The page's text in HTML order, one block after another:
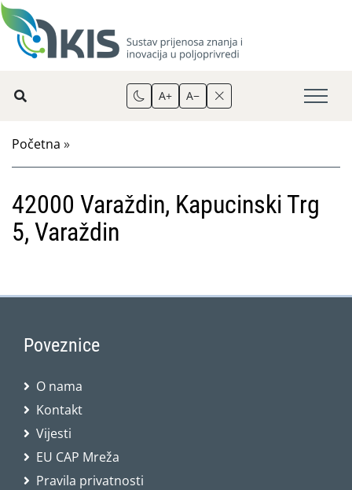
A+ A−
Početna »
42000 Varaždin, Kapucinski Trg
5, Varaždin
Poveznice
O nama
Kontakt
Vijesti
EU CAP Mreža
Pravila privatnosti